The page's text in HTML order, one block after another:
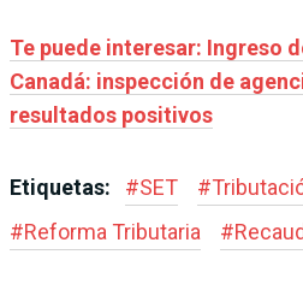
Te puede interesar: Ingreso
Canadá: inspección de
resultados positivos
Etiquetas: #SET #
#Reforma Tributaria #